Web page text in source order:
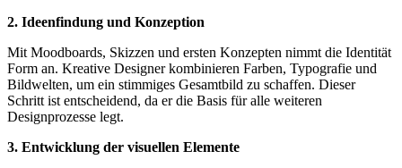
2. Ideenfindung und Konzeption
Mit Moodboards, Skizzen und ersten Konzepten nimmt die Identität
Form an. Kreative Designer kombinieren Farben, Typografie und
Bildwelten, um ein stimmiges Gesamtbild zu schaffen. Dieser
Schritt ist entscheidend, da er die Basis für alle weiteren
Designprozesse legt.
3. Entwicklung der visuellen Elemente